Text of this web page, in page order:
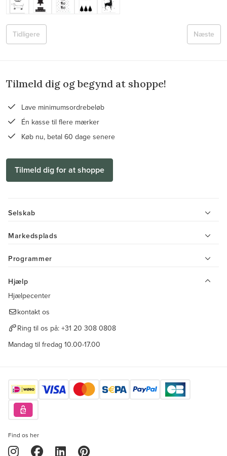
Næste
Tidligere
Tilmeld dig og begynd at shoppe!
Lave minimumsordrebeløb
Én kasse til flere mærker
Køb nu, betal 60 dage senere
Tilmeld dig for at shoppe
Selskab
Markedsplads
Programmer
Hjælp
Hjælpecenter
kontakt os
Ring til os på: +31 20 308 0808
Mandag til fredag 10.00-17.00
Find os her